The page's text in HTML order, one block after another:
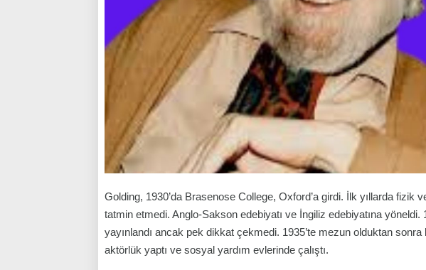
Golding, 1930’da Brasenose College, Oxford’a girdi. İlk yıllarda fizik
tatmin etmedi. Anglo-Sakson edebiyatı ve İngiliz edebiyatına yöneldi.
yayınlandı ancak pek dikkat çekmedi. 1935’te mezun olduktan
aktörlük yaptı ve sosyal yardım evlerinde çalıştı.